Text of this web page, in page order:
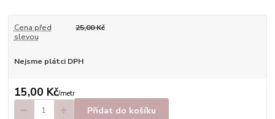
Cena před
slevou
25,00 Kč
Nejsme plátci DPH
15,00 Kč/metr
Přidat do košíku